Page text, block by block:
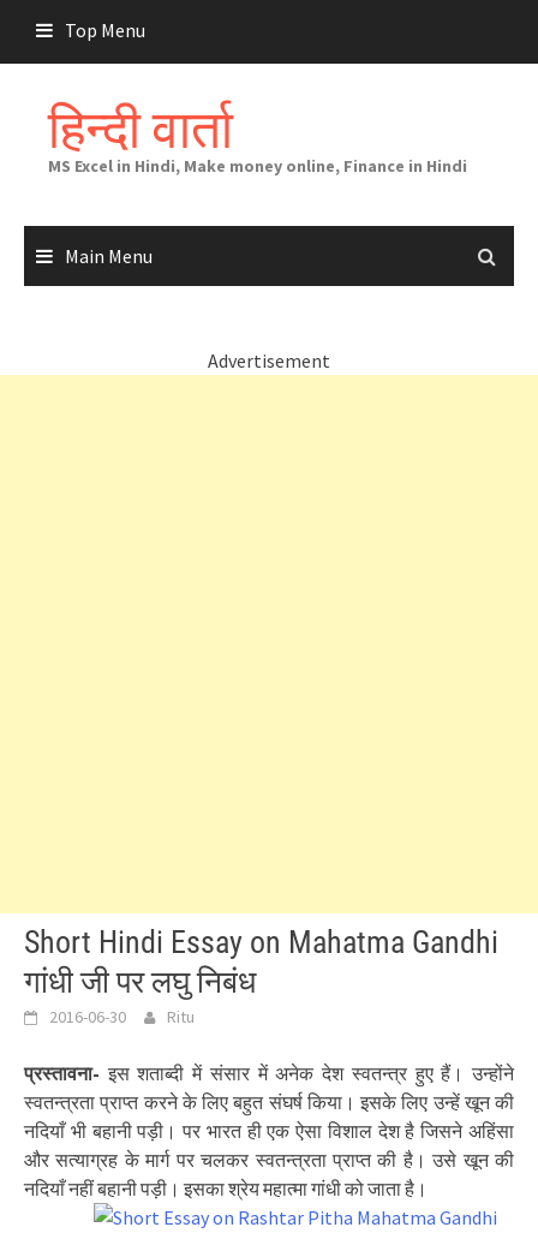
content
Top Menu
हिन्दी वार्ता
MS Excel in Hindi, Make money online, Finance in Hindi
Main Menu
Advertisement
Short Hindi Essay on Mahatma Gandhi
गांधी जी पर लघु निबंध
2016-06-30 Ritu
प्रस्तावना- इस शताब्दी में संसार में अनेक देश स्वतन्त्र हुए हैं। उन्होंने
स्वतन्त्रता प्राप्त करने के लिए बहुत संघर्ष किया। इसके लिए उन्हें खून की
नदियाँ भी बहानी पड़ी। पर भारत ही एक ऐसा विशाल देश है जिसने अहिंसा
और सत्याग्रह के मार्ग पर चलकर स्वतन्त्रता प्राप्त की है। उसे खून की
नदियाँ नहीं बहानी पड़ी। इसका श्रेय महात्मा गांधी को जाता है।